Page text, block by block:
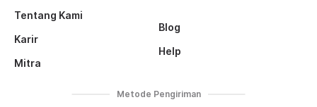
Tentang Kami
Karir
Mitra
Blog
Help
Metode Pengiriman